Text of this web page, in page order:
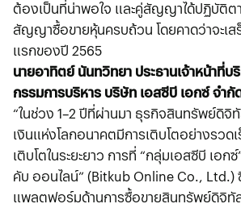
ต้องเป็นที่น่าพอใจ และคู่สัญญาได้ปฏิบัติตา
สัญญาซื้อขายหุ้นครบถ้วน โดยคาดว่าจะเส
แรกของปี 2565
นายอาทิตย์ นันทวิทยา ประธานเจ้าหน้าที่บ
กรรมการบริหาร บริษัท เอสซีบี เอกซ์ จำกั
“ในช่วง 1–2 ปีที่ผ่านมา ธุรกิจสินทรัพย์ดิจิ
เงินแห่งโลกอนาคตมีการเติบโตอย่างรวด
เติบโตในระยะยาว การที่ “กลุ่มเอสซีบี เอก
คับ ออนไลน์” (Bitkub Online Co., Ltd.)
แพลตฟอร์มด้านการซื้อขายสินทรัพย์ดิจิทั